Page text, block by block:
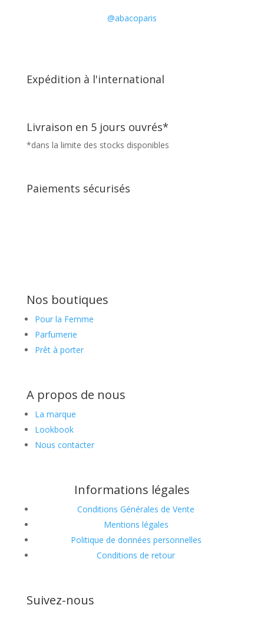
@abacoparis
Expédition à l'international
Livraison en 5 jours ouvrés*
*dans la limite des stocks disponibles
Paiements sécurisés
Nos boutiques
Pour la Femme
Parfumerie
Prêt à porter
A propos de nous
La marque
Lookbook
Nous contacter
Informations légales
Conditions Générales de Vente
Mentions légales
Politique de données personnelles
Conditions de retour
Suivez-nous